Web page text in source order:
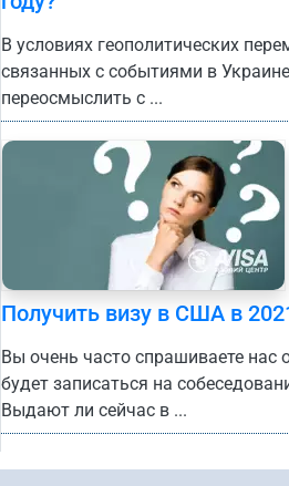
В условиях геополитических
связанных с событиями в
переосмыслить с ...
Получить визу в США в
Вы очень часто спрашиваете нас
будет записаться на
Выдают ли сейчас в ...